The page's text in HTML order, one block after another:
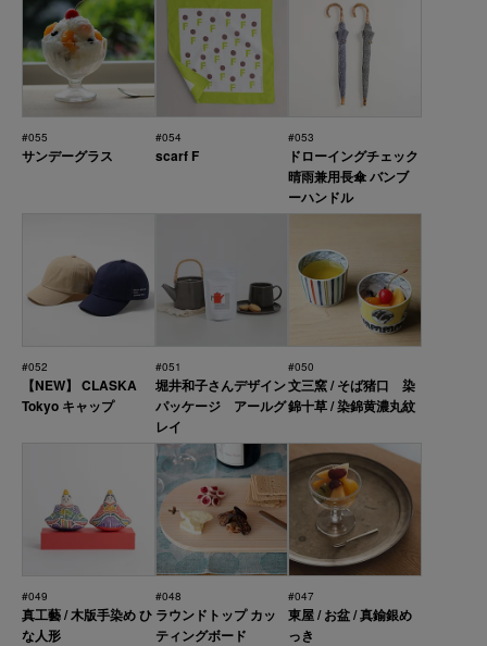
#055
サンデーグラス
#054
scarf F
#053
ドローイングチェック
晴雨兼用長傘 バンブ
ーハンドル
#052
【NEW】 CLASKA
Tokyo キャップ
#051
堀井和子さんデザイン
パッケージ アールグ
レイ
#050
文三窯 / そば猪口 染
錦十草 / 染錦黄濃丸紋
#049
真工藝 / 木版手染め ひ
な人形
#048
ラウンドトップ カッ
ティングボード
#047
東屋 / お盆 / 真鍮銀め
っき